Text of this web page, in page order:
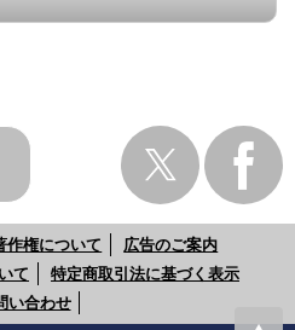
作権について
広告のご案内
て
特定商取引法に基づく表示
い合わせ